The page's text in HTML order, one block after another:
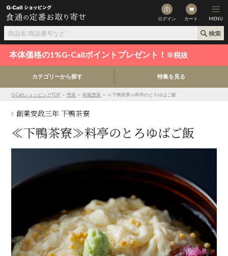
ログイン カート MENU
本体価格の1%G-Callポイントプレゼント！ ※税抜
カテゴリーから探す 特集を見る
G-CallショッピングTOP ＞惣菜 ＞和風惣菜 ＞ ≪下鴨茶寮≫料亭のとろゆばご飯
創業安政三年 下鴨茶寮
≪下鴨茶寮≫料亭のとろゆばご飯